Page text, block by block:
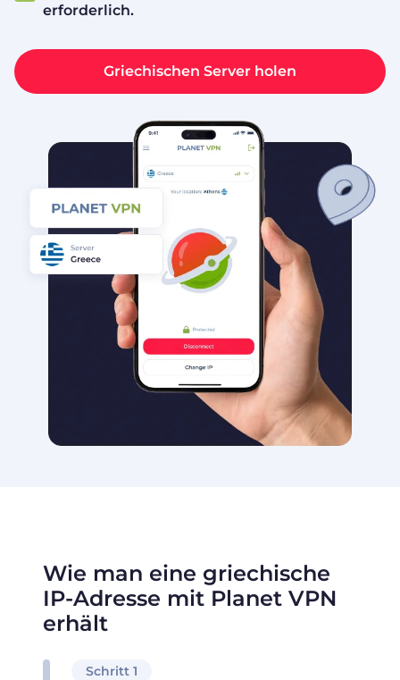
erforderlich.
Griechischen Server holen
Wie man eine griechische
IP-Adresse mit Planet VPN
erhält
Schritt 1